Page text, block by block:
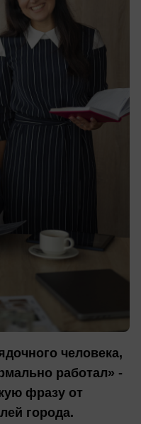
человека,
работал» -
фразу от
города.